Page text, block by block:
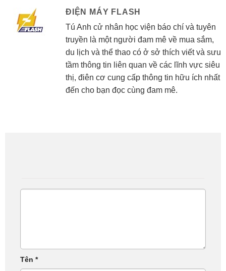
ĐIỆN MÁY FLASH
Tú Anh cử nhân học viện báo chí và tuyên
truyền là một người đam mê về mua sắm,
du lịch và thể thao có ở sở thích viết và sưu
tầm thông tin liên quan về các lĩnh vực siêu
thị, điên cơ cung cấp thông tin hữu ích nhất
đến cho bạn đọc cùng đam mê.
Tên *